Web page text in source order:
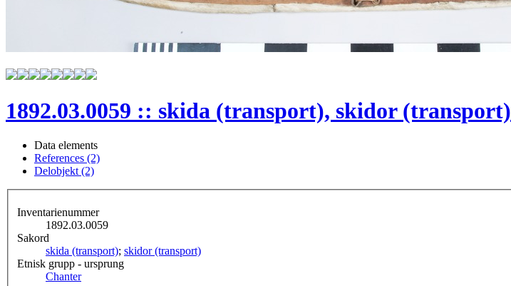
1892.03.0059 :: skida (transport), skidor (transport)
Data elements
References (2)
Delobjekt (2)
Inventarienummer
1892.03.0059
Sakord
skida (transport); skidor (transport)
Etnisk grupp - ursprung
Chanter